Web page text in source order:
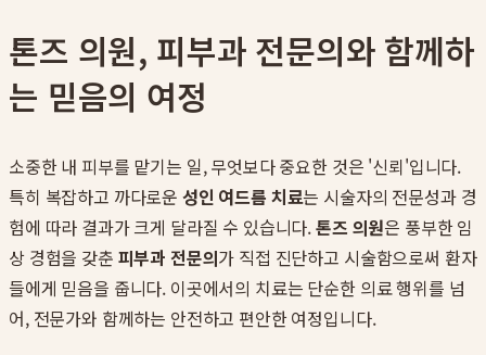
톤즈 의원, 피부과 전문의와 함께하
는 믿음의 여정
소중한 내 피부를 맡기는 일, 무엇보다 중요한 것은 '신뢰'입니다.
특히 복잡하고 까다로운 성인 여드름 치료는 시술자의 전문성과 경
험에 따라 결과가 크게 달라질 수 있습니다.톤즈 의원은 풍부한 임
상 경험을 갖춘 피부과 전문의가 직접 진단하고 시술함으로써 환자
들에게 믿음을 줍니다. 이곳에서의 치료는 단순한 의료 행위를 넘
어, 전문가와 함께하는 안전하고 편안한 여정입니다.